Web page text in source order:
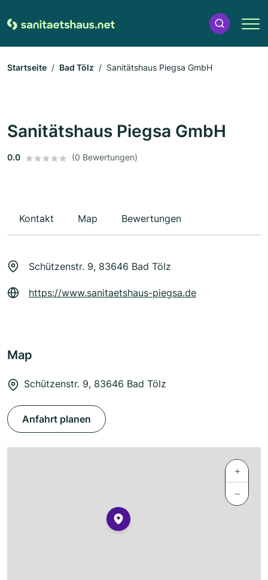
Startseite Bad Tölz Sanitätshaus Piegsa GmbH
Sanitätshaus Piegsa GmbH
0.0 (0 Bewertungen)
Kontakt Map Bewertungen
Schützenstr. 9, 83646 Bad Tölz
https://www.sanitaetshaus-piegsa.de
Map
Schützenstr. 9, 83646 Bad Tölz
Anfahrt planen
+
−